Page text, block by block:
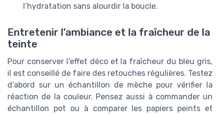
l’hydratation sans alourdir la boucle.
Entretenir l’ambiance et la fraîcheur de la
teinte
Pour conserver l’effet déco et la fraîcheur du bleu gris,
il est conseillé de faire des retouches régulières. Testez
d’abord sur un échantillon de mèche pour vérifier la
réaction de la couleur. Pensez aussi à commander un
échantillon pot ou à comparer les papiers peints et